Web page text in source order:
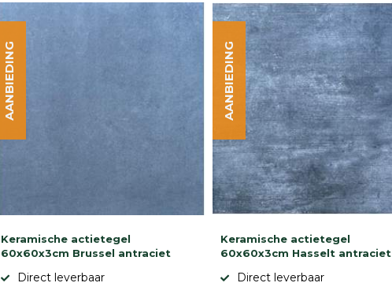
Keramische actietegel
60x60x3cm Brussel antraciet
Direct leverbaar
AANBIEDING
Keramische actietegel
60x60x3cm Hasselt antraciet
Direct leverbaar
AANBIEDING